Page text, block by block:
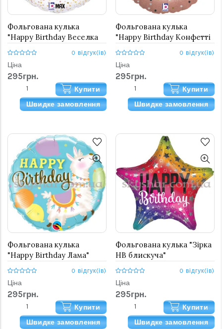
Фольгована кулька
"Happy Birthday Веселка
коло білий"
0 відгук(ів)
Ціна
295грн.
Купити
Швидке замовлення
Фольгована кулька
"Happy Birthday Конфетті
Рожеве Золото"
0 відгук(ів)
Ціна
295грн.
Купити
Швидке замовлення
Фольгована кулька
"Happy Birthday Лама"
0 відгук(ів)
Ціна
295грн.
Купити
Швидке замовлення
Фольгована кулька "Зірка
HB блискуча"
0 відгук(ів)
Ціна
295грн.
Купити
Швидке замовлення